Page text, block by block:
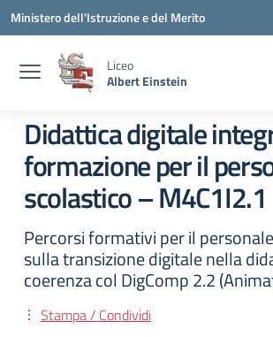
Vai ai contenuti
Vai al menu di navigazione
Vai al footer
Ministero dell'Istruzione e del Merito
Liceo
Albert Einstein
Didattica digitale
formazione per il
scolastico – M4C1I2.1
Percorsi formativi per il
sulla transizione digitale nella
coerenza col DigComp 2.2
Stampa / Condividi